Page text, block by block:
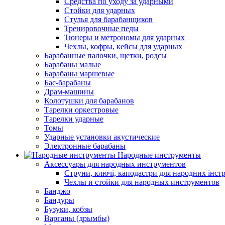
Стойки для ударных
Стулья для барабанщиков
Тренировочные педы
Тюнеры и метрономы для ударных
Чехлы, кофры, кейсы для ударных
Барабанные палочки, щетки, родсы
Барабаны малые
Барабаны маршевые
Бас-барабаны
Драм-машины
Колотушки для барабанов
Тарелки оркестровые
Тарелки ударные
Томы
Ударные установки акустические
Электронные барабаны
Народные инструменты
Аксессуары для народных инструментов
Струни, ключі, каподастри для народних
Чехлы и стойки для народных инструментов
Банджо
Бандуры
Бузуки, кобзы
Варганы (дрымбы)